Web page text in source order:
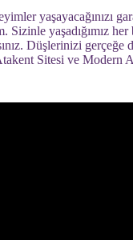
yaşadığımız
Düşlerinizi
Sitesi ve Modern